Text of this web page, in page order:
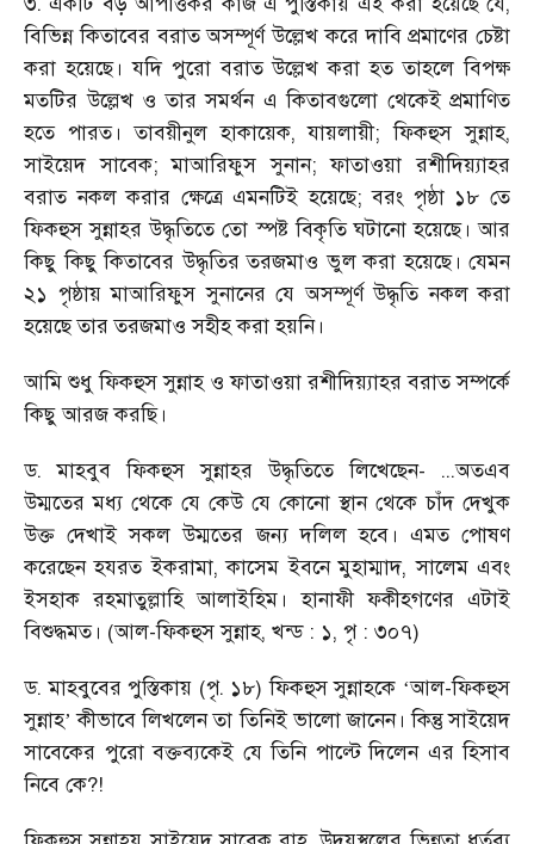
বিভিন্ন কিতাবের বরাত অসম্পূর্ণ উল্লেখ করে দাবি প্রমাণের চেষ্টা
করা হয়েছে। যদি পুরো বরাত উল্লেখ করা হত তাহলে বিপক্ষ
মতটির উল্লেখ ও তার সমর্থন এ কিতাবগুলো থেকেই প্রমাণিত
হতে পারত। তাবয়ীনুল হাকায়েক, যায়লায়ী; ফিকহুস সুন্নাহ,
সাইয়েদ সাবেক; মাআরিফুস সুনান; ফাতাওয়া রশীদিয়্যাহর
বরাত নকল করার ক্ষেত্রে এমনটিই হয়েছে; বরং পৃষ্ঠা ১৮ তে
ফিকহুস সুন্নাহর উদ্ধৃতিতে তো স্পষ্ট বিকৃতি ঘটানো হয়েছে। আর
কিছু কিছু কিতাবের উদ্ধৃতির তরজমাও ভুল করা হয়েছে। যেমন
২১ পৃষ্ঠায় মাআরিফুস সুনানের যে অসম্পূর্ণ উদ্ধৃতি নকল করা
হয়েছে তার তরজমাও সহীহ করা হয়নি।
আমি শুধু ফিকহুস সুন্নাহ ও ফাতাওয়া রশীদিয়্যাহর বরাত সম্পর্কে
কিছু আরজ করছি।
ড. মাহবুব ফিকহুস সুন্নাহর উদ্ধৃতিতে লিখেছেন- ...অতএব
উম্মতের মধ্য থেকে যে কেউ যে কোনো স্থান থেকে চাঁদ দেখুক
উক্ত দেখাই সকল উম্মতের জন্য দলিল হবে। এমত পোষণ
করেছেন হযরত ইকরামা, কাসেম ইবনে মুহাম্মাদ, সালেম এবং
ইসহাক রহমাতুল্লাহি আলাইহিম। হানাফী ফকীহগণের এটাই
বিশুদ্ধমত। (আল-ফিকহুস সুন্নাহ, খন্ড : ১, পৃ : ৩০৭)
ড. মাহবুবের পুস্তিকায় (পৃ. ১৮) ফিকহুস সুন্নাহকে ‘আল-ফিকহুস
সুন্নাহ’ কীভাবে লিখলেন তা তিনিই ভালো জানেন। কিন্তু সাইয়েদ
সাবেকের পুরো বক্তব্যকেই যে তিনি পাল্টে দিলেন এর হিসাব
নিবে কে?!